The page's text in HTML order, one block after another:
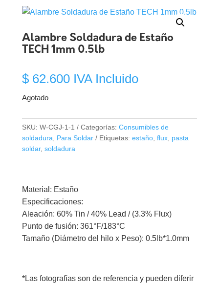
Alambre Soldadura de Estaño
TECH 1mm 0.5lb
$62.600 IVA Incluido
Agotado
SKU: W-CGJ-1-1 Categorías: Consumibles de
soldadura
Para Soldar Etiquetas: estaño, flux, pasta
soldar, soldadura
Material: Estaño
Especificaciones:
Aleación: 60% Tin / 40% Lead / (3.3% Flux)
Punto de fusión: 361°F/183°C
Tamaño (Diámetro del hilo x Peso): 0.5lb*1.0mm
*Las fotografías son de referencia y pueden diferir